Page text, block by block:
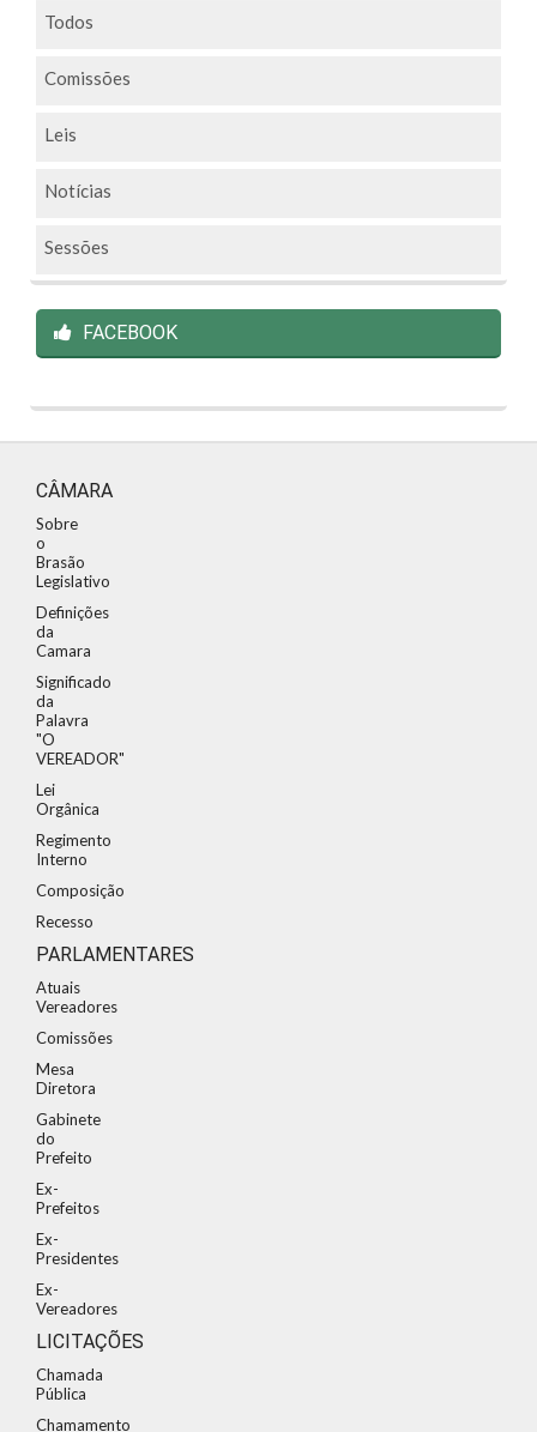
Todos
Comissões
Leis
Notícias
Sessões
FACEBOOK
CÂMARA
Sobre
o
Brasão
Legislativo
Definições
da
Camara
Significado
da
Palavra
"O
VEREADOR"
Lei
Orgânica
Regimento
Interno
Composição
Recesso
PARLAMENTARES
Atuais
Vereadores
Comissões
Mesa
Diretora
Gabinete
do
Prefeito
Ex-
Prefeitos
Ex-
Presidentes
Ex-
Vereadores
LICITAÇÕES
Chamada
Pública
Chamamento